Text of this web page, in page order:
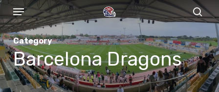
Skip
to
main
content
Menu
Category
Barcelona Dragons